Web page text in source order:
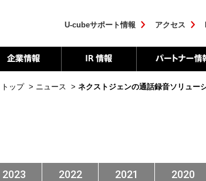
U-cubeサポート情報 アクセス
トップ > ニュース > ネクストジェンの通話録音ソリュー
2023 2022 2021 2020